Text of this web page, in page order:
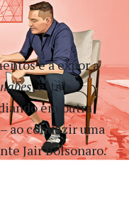
e a expor a
, esta
em outra
ao conduzir uma
Jair Bolsonaro.